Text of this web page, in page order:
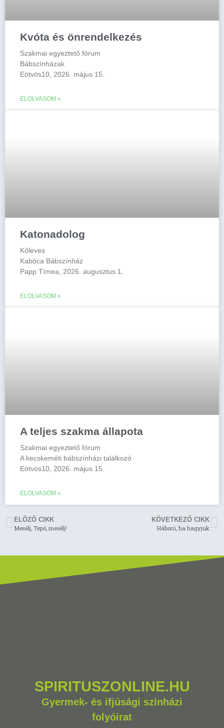
Kvóta és önrendelkezés
Szakmai egyeztető fórum
Bábszínházak
Eötvös10, 2026. május 15.
ELOLVASOM »
Katonadolog
Kőleves
Kabóca Bábszínház
Papp Tímea, 2026. augusztus 1.
ELOLVASOM »
A teljes szakma állapota
Szakmai egyeztető fórum
A kecskeméti bábszínházi találkozó
Eötvös10, 2026. május 15.
ELOLVASOM »
ELÖZŐ CIKK
Mesélj, Tepó, mesélj!
KÖVETKEZŐ CIKK
Háború, ha hagyjuk
SPIRITUSZONLINE.HU
Gyermek- és ifjúsági színházi
folyóirat